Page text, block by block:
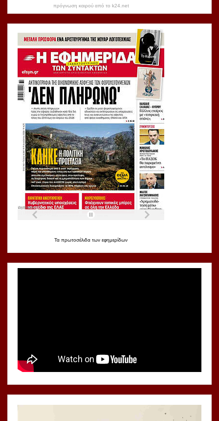
πρόγνωση καιρού από το k24.net
Τα πρωτοσέλιδα των εφημερίδων